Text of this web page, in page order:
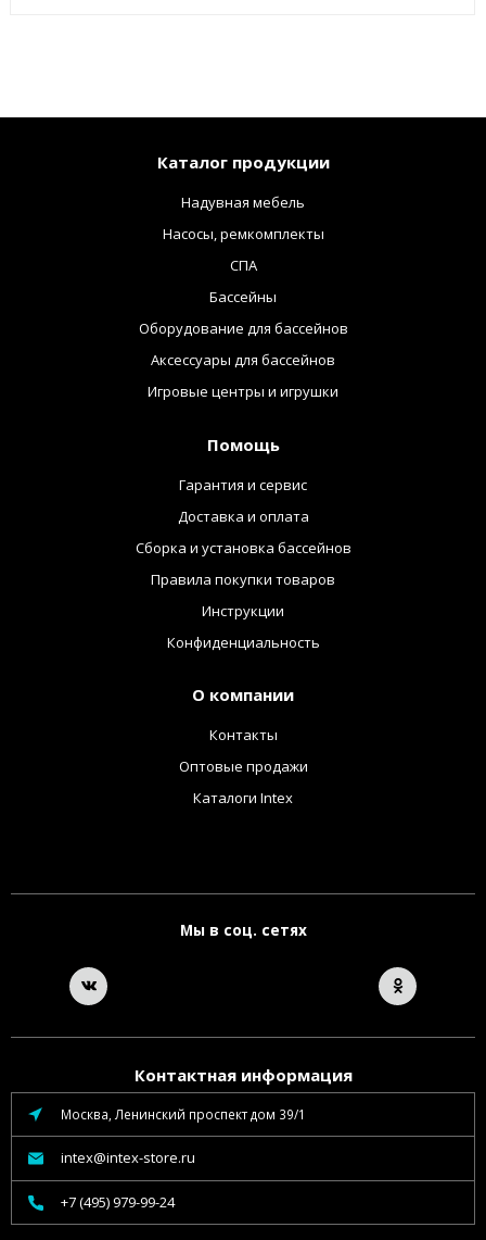
Каталог продукции
Надувная мебель
Насосы, ремкомплекты
СПА
Бассейны
Оборудование для бассейнов
Аксессуары для бассейнов
Игровые центры и игрушки
Помощь
Гарантия и сервис
Доставка и оплата
Сборка и установка бассейнов
Правила покупки товаров
Инструкции
Конфиденциальность
О компании
Контакты
Оптовые продажи
Каталоги Intex
Мы в соц. сетях
Контактная информация
Москва, Ленинский проспект дом 39/1
intex@intex-store.ru
+7 (495) 979-99-24